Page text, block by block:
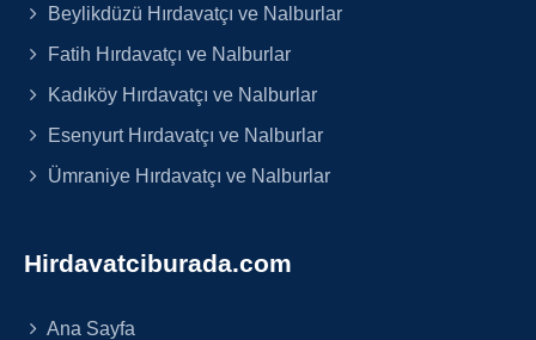
Beylikdüzü Hırdavatçı ve Nalburlar
Fatih Hırdavatçı ve Nalburlar
Kadıköy Hırdavatçı ve Nalburlar
Esenyurt Hırdavatçı ve Nalburlar
Ümraniye Hırdavatçı ve Nalburlar
Hirdavatciburada.com
Ana Sayfa